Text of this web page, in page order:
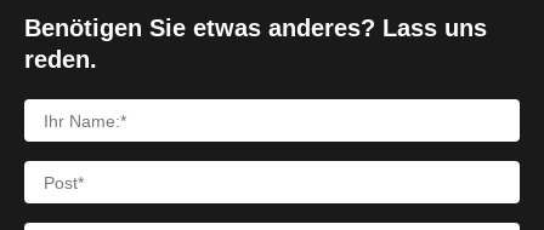
Benötigen Sie etwas anderes? Lass uns
reden.